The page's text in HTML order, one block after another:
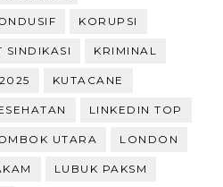
KORUPSI
SINDIKASI KRIMINAL
KUTACANE
LINKEDIN TOP
UTARA LONDON
LUBUK PAKSM